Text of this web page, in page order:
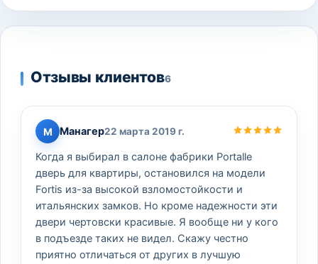
Отзывы клиентов6
М Манагер22 марта 2019 г.
Когда я выбирал в салоне фабрики Portalle
дверь для квартиры, остановился на модели
Fortis из-за высокой взломостойкости и
итальянских замков. Но кроме надежности эти
двери чертовски красивые. Я вообще ни у кого
в подъезде таких не видел. Скажу честно
приятно отличаться от других в лучшую